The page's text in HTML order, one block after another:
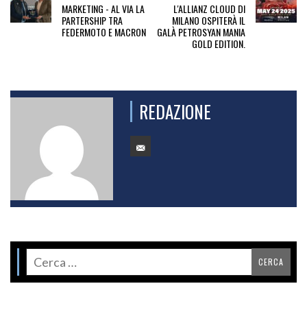
MARKETING - AL VIA LA
PARTERSHIP TRA
FEDERMOTO E MACRON
L'ALLIANZ CLOUD DI
MILANO OSPITERÀ IL
GALÀ PETROSYAN MANIA
GOLD EDITION.
REDAZIONE